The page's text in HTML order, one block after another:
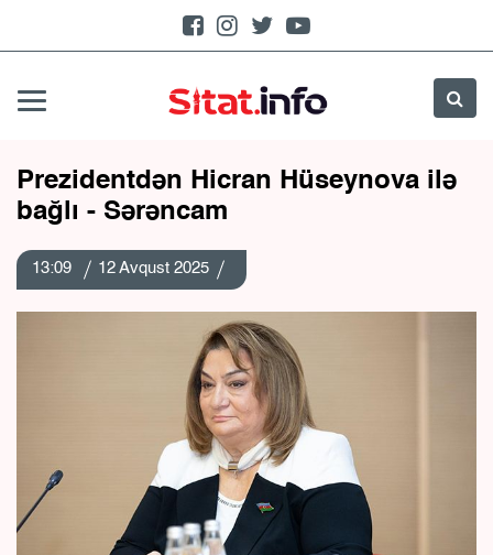
Prezidentdən Hicran Hüseynova ilə
bağlı - Sərəncam
13:09 12 Avqust 2025